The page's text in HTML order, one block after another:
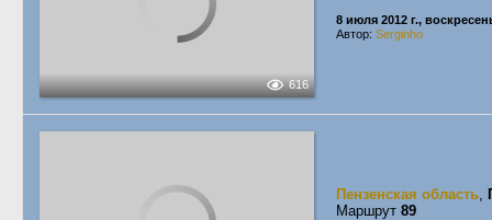
616
8 июля 2012 г.,
Автор: Serginho
Пензенская область,
Маршрут 89